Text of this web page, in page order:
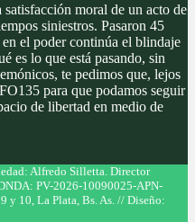
moral de un acto de
siniestros. Pasaron 45
el poder continúa el blindaje
es lo que está pasando, sin
te pedimos que, lejos
para que podamos seguir
de libertad en medio de
Alfredo Silletta. Director
PV-2026-10090025-APN-
10, La Plata, Bs. As. // Diseño: